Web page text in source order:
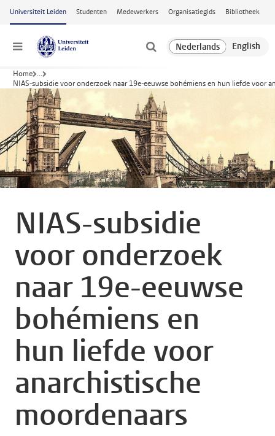
Ga naar hoofdinhoud
Universiteit Leiden Studenten Medewerkers Organisatiegids Bibliotheek
Menu
Home ...
NIAS-subsidie voor onderzoek naar 19e-eeuwse bohémiens en hun liefde voor
NIAS-subsidie
voor onderzoek
naar 19e-eeuwse
bohémiens en
hun liefde voor
anarchistische
moordenaars